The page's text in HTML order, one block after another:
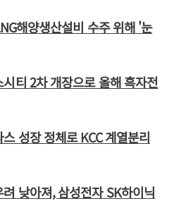
해양생산설비 수주 위해 '눈
티 2차 개장으로 올해 흑자전
성장 정체로 KCC 계열분리
낮아져, 삼성전자 SK하이닉